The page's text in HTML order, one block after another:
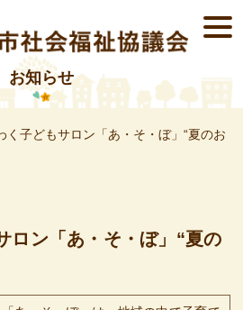
お知らせ
く子どもサロン「あ・そ・ぼ」“夏のお
ロン「あ・そ・ぼ」“夏の